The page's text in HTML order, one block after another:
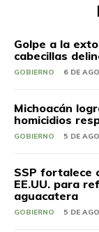
Golpe a la
cabecillas
GOBIERNO 6 DE
Michoacán
homicidios
GOBIERNO 5 DE
SSP fortalece
EE.UU. para
aguacatera
GOBIERNO 5 DE